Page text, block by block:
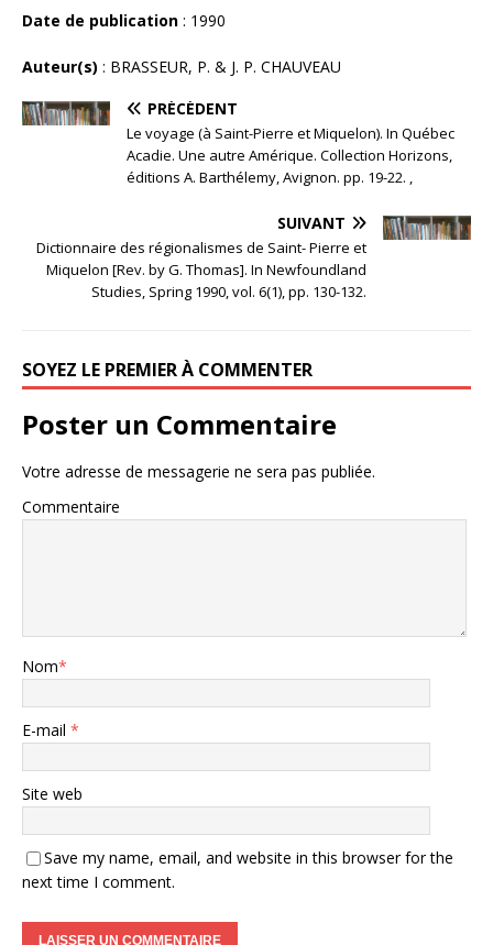
Date de publication : 1990
Auteur(s) : BRASSEUR, P. & J. P. CHAUVEAU
PRÉCÉDENT
Le voyage (à Saint-Pierre et Miquelon). In Québec
Acadie. Une autre Amérique. Collection Horizons,
éditions A. Barthélemy, Avignon. pp. 19-22. ,
SUIVANT
Dictionnaire des régionalismes de Saint- Pierre et
Miquelon [Rev. by G. Thomas]. In Newfoundland
Studies, Spring 1990, vol. 6(1), pp. 130-132.
SOYEZ LE PREMIER À COMMENTER
Poster un Commentaire
Votre adresse de messagerie ne sera pas publiée.
Commentaire
Nom*
E-mail *
Site web
Save my name, email, and website in this browser for the
next time I comment.